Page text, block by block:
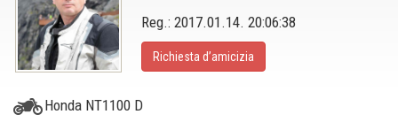
Reg.: 2017.01.14. 20:06:38
Richiesta d’amicizia
Honda NT1100 D